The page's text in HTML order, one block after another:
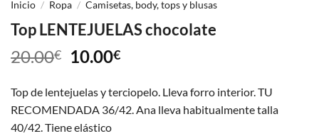
Inicio / Ropa / Camisetas, body, tops y blusas
Top LENTEJUELAS chocolate
20.00€
El
original
era:
20.00€.
10.00€El
actual
es:
Top de lentejuelas y terciopelo. Lleva forro interior. TU
RECOMENDADA 36/42. Ana lleva habitualmente talla
40/42. Tiene elástico